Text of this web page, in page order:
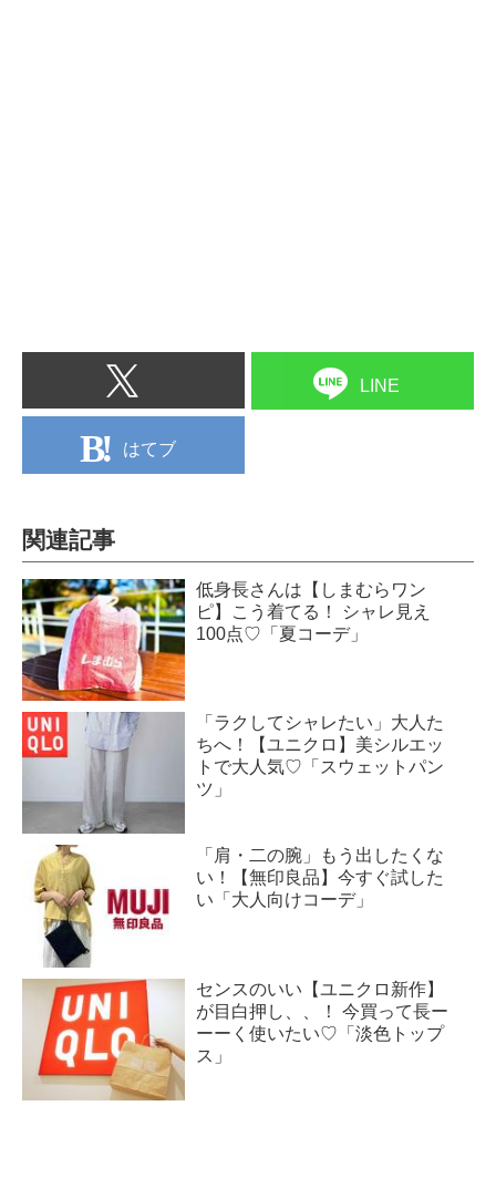
LINE
はてブ
関連記事
低身長さんは【しまむらワン
ピ】こう着てる！ シャレ見え
100点♡「夏コーデ」
「ラクしてシャレたい」大人た
ちへ！【ユニクロ】美シルエッ
トで大人気♡「スウェットパン
ツ」
「肩・二の腕」もう出したくな
い！【無印良品】今すぐ試した
い「大人向けコーデ」
センスのいい【ユニクロ新作】
が目白押し、、！ 今買って長ー
ーーく使いたい♡「淡色トップ
ス」